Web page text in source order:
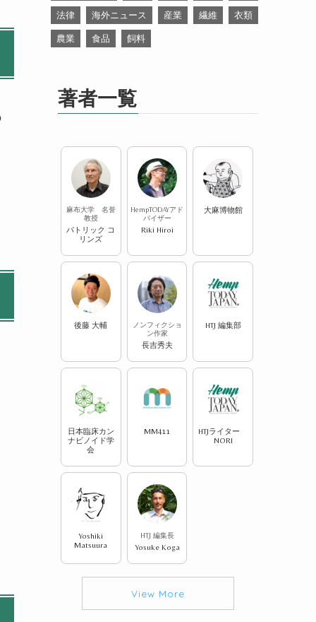
法律 海外ニュース 産業 繊維 衣類
農業 食品 飼料
著者一覧
麻布大学 名誉
教授
パトリック コ
リンズ
HempTODAYアド
バイザー
Riki Hiroi
大麻博物館
後藤 大輔
ノンフィクショ
ン作家
長吉秀夫
HTJ 編集部
日本臨床カン
ナビノイド学
会
MM411
HTJライター
NORI
Yoshiki
Matsuura
HTJ 編集長
Yosuke Koga
View More